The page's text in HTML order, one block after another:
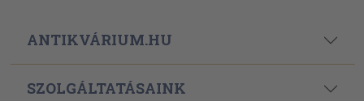
ANTIKVÁRIUM.HU
SZOLGÁLTATÁSAINK